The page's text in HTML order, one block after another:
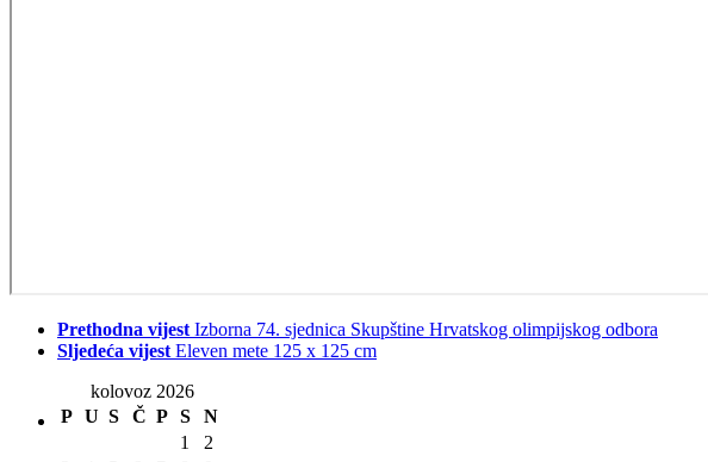
Prethodna vijest Izborna 74. sjednica Skupštine Hrvatskog olimpijskog odbora
Sljedeća vijest Eleven mete 125 x 125 cm
kolovoz 2026
P U S Č P S
N
1
2